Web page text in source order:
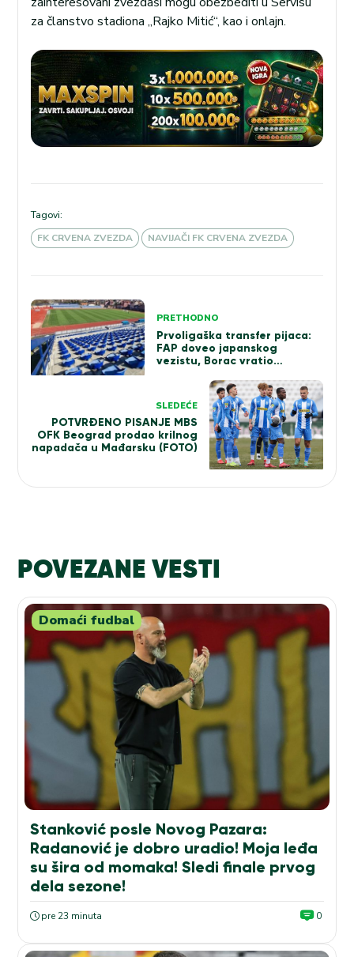
za članstvo stadiona „Rajko Mitić“, kao i onlajn.
Tagovi:
FK CRVENA ZVEZDA
NAVIJAČI FK CRVENA ZVEZDA
Kretanje
članka
PRETHODNO
Prvoligaška transfer pijaca:
FAP doveo japanskog
vezistu, Borac vratio
SLEDEĆE
POTVRĐENO PISANJE MBS
OFK Beograd prodao krilnog
napadača u Mađarsku (FOTO)
POVEZANE VESTI
Domaći fudbal
Stanković posle Novog Pazara:
Radanović je dobro uradio! Moja leđa
su šira od momaka! Sledi finale prvog
dela sezone!
pre 23 minuta 0